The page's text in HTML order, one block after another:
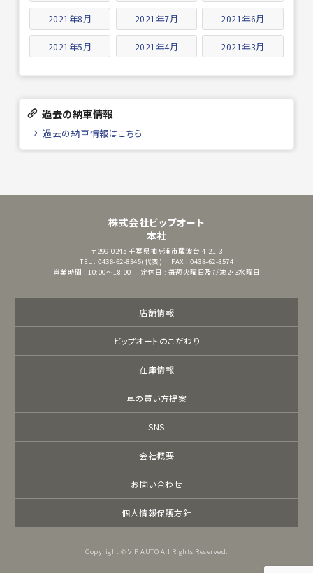
2021年8月 2021年7月 2021年6月
2021年5月 2021年4月 2021年3月
過去の納車情報
過去の納車情報はこちら
株式会社ビップオート
本社
〒299-0245 千葉県袖ヶ浦市蔵波台 4-21-3
TEL : 0438-62-8345(代表)
FAX : 0438-62-8574
営業時間 : 10:00～18:00
定休日 : 毎週火曜日及び第2・3水曜日
店舗情報
ビップオートのこだわり
在庫情報
車の買い方提案
SNS
会社概要
お問い合わせ
個人情報保護方針
Copyright © VIP AUTO All Rights Reserved.